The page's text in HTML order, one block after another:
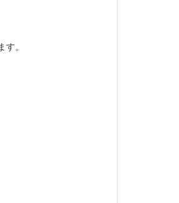
。